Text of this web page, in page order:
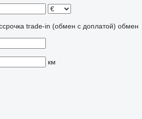
trade-in (обмен с доплатой) обмен
км